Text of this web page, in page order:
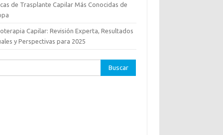
de Trasplante Capilar Más Conocidas de
Capilar: Revisión Experta, Resultados
y Perspectivas para 2025